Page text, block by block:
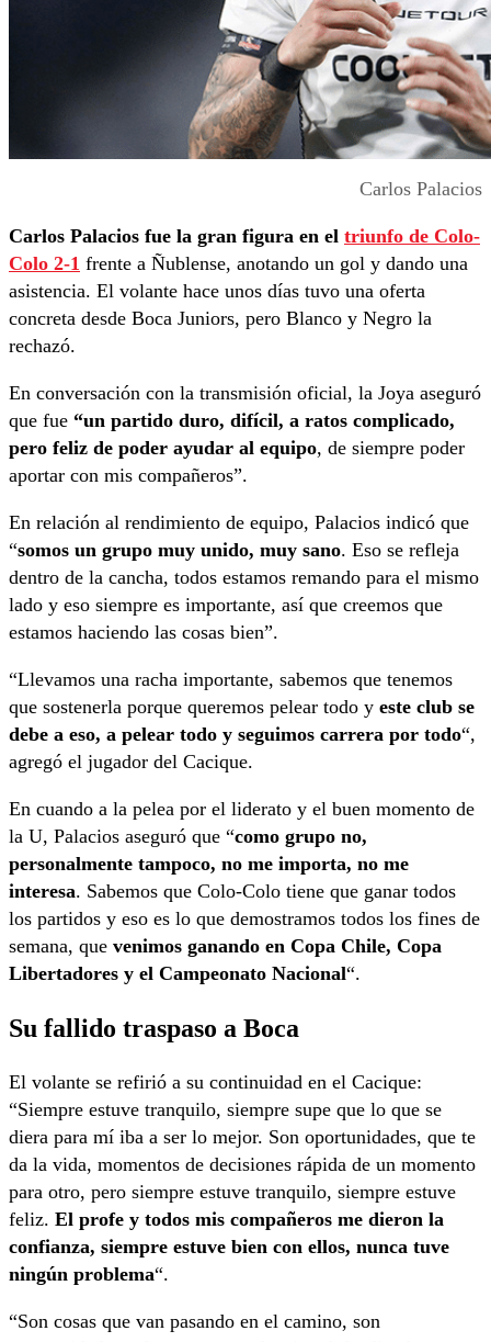
Carlos Palacios
Carlos Palacios fue la gran figura en el triunfo de Colo-
Colo 2-1 frente a Ñublense, anotando un gol y dando una
asistencia. El volante hace unos días tuvo una oferta
concreta desde Boca Juniors, pero Blanco y Negro la
rechazó.
En conversación con la transmisión oficial, la Joya aseguró
que fue “un partido duro, difícil, a ratos complicado,
pero feliz de poder ayudar al equipo, de siempre poder
aportar con mis compañeros”.
En relación al rendimiento de equipo, Palacios indicó que
“somos un grupo muy unido, muy sano. Eso se refleja
dentro de la cancha, todos estamos remando para el mismo
lado y eso siempre es importante, así que creemos que
estamos haciendo las cosas bien”.
“Llevamos una racha importante, sabemos que tenemos
que sostenerla porque queremos pelear todo y este club se
debe a eso, a pelear todo y seguimos carrera por todo“,
agregó el jugador del Cacique.
En cuando a la pelea por el liderato y el buen momento de
la U, Palacios aseguró que “como grupo no,
personalmente tampoco, no me importa, no me
interesa. Sabemos que Colo-Colo tiene que ganar todos
los partidos y eso es lo que demostramos todos los fines de
semana, que venimos ganando en Copa Chile, Copa
Libertadores y el Campeonato Nacional“.
Su fallido traspaso a Boca
El volante se refirió a su continuidad en el Cacique:
“Siempre estuve tranquilo, siempre supe que lo que se
diera para mí iba a ser lo mejor. Son oportunidades, que te
da la vida, momentos de decisiones rápida de un momento
para otro, pero siempre estuve tranquilo, siempre estuve
feliz. El profe y todos mis compañeros me dieron la
confianza, siempre estuve bien con ellos, nunca tuve
ningún problema“.
“Son cosas que van pasando en el camino, son